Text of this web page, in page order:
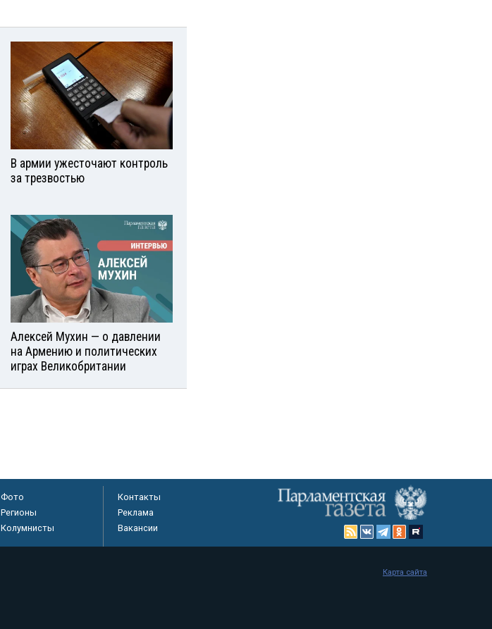
В армии ужесточают контроль
за трезвостью
Алексей Мухин — о давлении
на Армению и политических
играх Великобритании
Фото
Регионы
Колумнисты
Контакты
Реклама
Вакансии
Карта сайта